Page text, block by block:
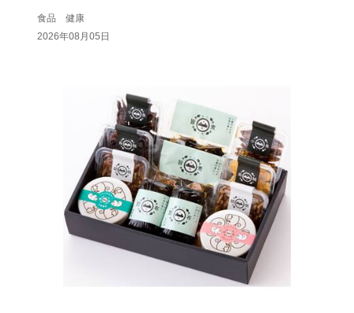
食品 健康
2026年08月05日